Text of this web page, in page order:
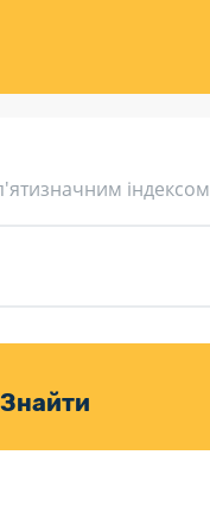
індексом
Знайти